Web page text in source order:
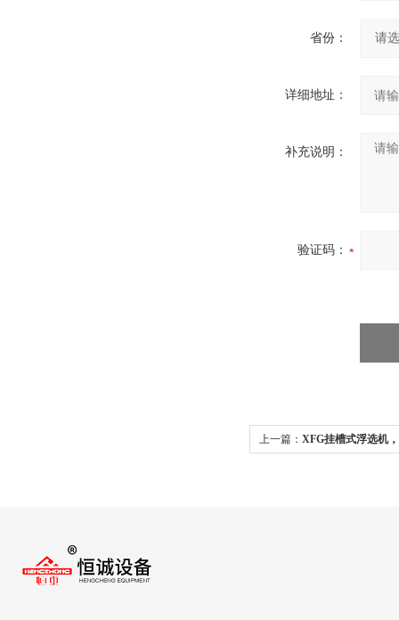
省份：
详细地址：
补充说明：
验证码：
上一篇： XFG挂槽式浮选机